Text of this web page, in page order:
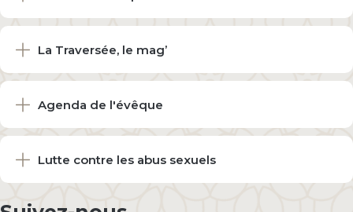
La Traversée, le mag’
Agenda de l'évêque
Lutte contre les abus sexuels